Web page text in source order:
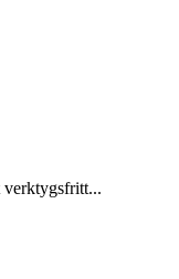
verktygsfritt...